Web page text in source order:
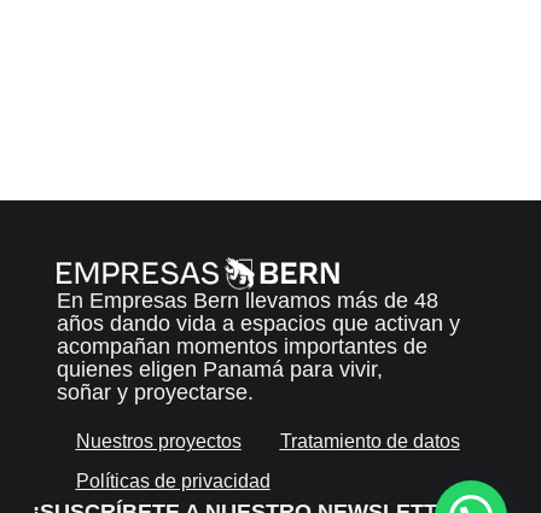
En Empresas Bern llevamos más de 48
años dando vida a espacios que activan y
acompañan momentos importantes de
quienes eligen Panamá para vivir,
soñar y proyectarse.
Nuestros proyectos
Tratamiento de datos
Políticas de privacidad